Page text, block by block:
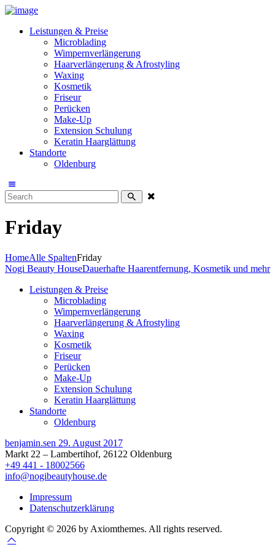
Leistungen & Preise
Microblading
Wimpernverlängerung
Haarverlängerung & Afrostyling
Waxing
Kosmetik
Friseur
Perücken
Make-Up
Extension Schulung
Keratin Haarglättung
Standorte
Oldenburg
Friday
HomeAlle SpaltenFriday
Nogi Beauty HouseDauerhafte Haarentfernung, Kosmetik und mehr
Leistungen & Preise
Microblading
Wimpernverlängerung
Haarverlängerung & Afrostyling
Waxing
Kosmetik
Friseur
Perücken
Make-Up
Extension Schulung
Keratin Haarglättung
Standorte
Oldenburg
benjamin.sen 29. August 2017
Markt 22 – Lambertihof, 26122 Oldenburg
+49 441 - 18002566
info@nogibeautyhouse.de
Impressum
Datenschutzerklärung
Copyright © 2026 by Axiomthemes. All rights reserved.